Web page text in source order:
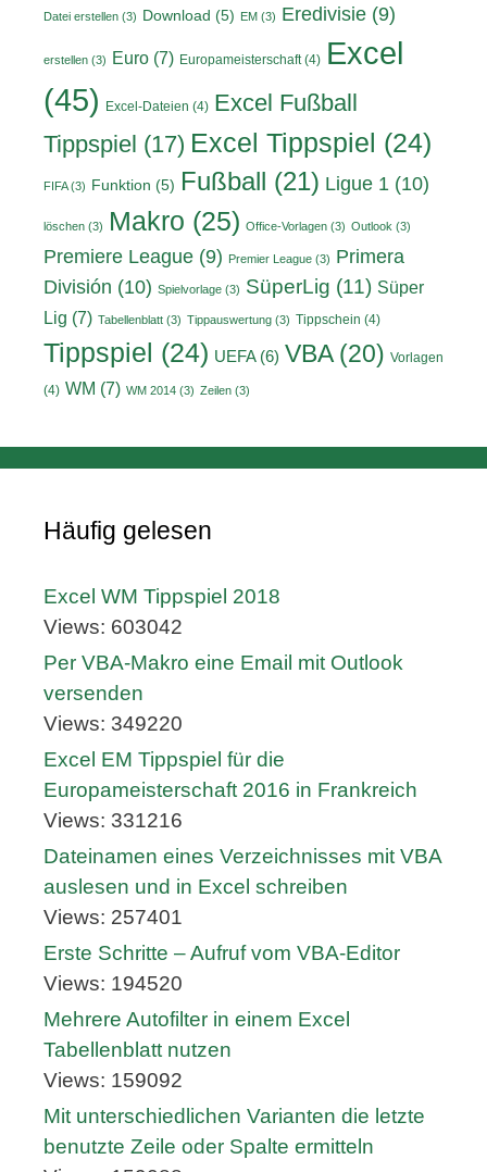
Datei erstellen (3) Download (5) EM (3) Eredivisie (9)
erstellen (3) Euro (7) Europameisterschaft(4) Excel
(45)
Excel-Dateien (4) Excel Fußball
Tippspiel (17) Excel Tippspiel (24)
FIFA(3) Funktion (5) Fußball (21) Ligue 1 (10)
löschen (3) Makro (25) Office-Vorlagen (3) Outlook (3)
Premiere League (9) Premier League (3) Primera
División (10) Spielvorlage (3) SüperLig (11) Süper
Lig (7) Tabellenblatt (3) Tippauswertung (3) Tippschein (4)
Tippspiel (24) UEFA(6) VBA(20) Vorlagen
(4) WM (7) WM 2014 (3) Zeilen (3)
Häufig gelesen
Excel WM Tippspiel 2018
Views: 603042
Per VBA-Makro eine Email mit Outlook
versenden
Views: 349220
Excel EM Tippspiel für die
Europameisterschaft 2016 in Frankreich
Views: 331216
Dateinamen eines Verzeichnisses mit VBA
auslesen und in Excel schreiben
Views: 257401
Erste Schritte – Aufruf vom VBA-Editor
Views: 194520
Mehrere Autofilter in einem Excel
Tabellenblatt nutzen
Views: 159092
Mit unterschiedlichen Varianten die letzte
benutzte Zeile oder Spalte ermitteln